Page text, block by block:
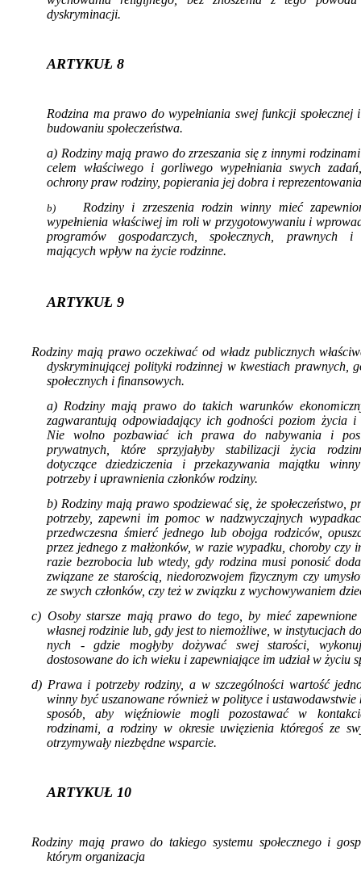
dyskryminacji.
ARTYKUŁ 8
Rodzina ma prawo do wypełniania swej funkcji społecznej
budowaniu społeczeń­stwa.
a) Rodziny mają prawo do zrzeszania się z innymi
celem właściwego i gorliwe­go wypełniania swych
ochrony praw rodziny, popierania jej dobra i
b)
Rodziny i zrzeszenia rodzin winny mieć
wypełnienia właściwej im roli w przygotowywaniu i
programów gospodarczych, społecznych, praw­nych i
mających wpływ na życie rodzinne.
ARTYKUŁ 9
Rodziny mają prawo oczekiwać od władz pu­blicznych
dyskryminującej polityki rodzinnej w kwestiach prawnych,
społecznych i finansowych.
a) Rodziny mają prawo do takich warunków
zagwarantują odpowia­dający ich godności poziom życia i
Nie wolno pozbawiać ich prawa do nabywania i
prywatnych, które sprzyjałyby stabilizacji życia
dotyczące dziedziczenia i przekazywania majątku
potrzeby i uprawnienia członków ro­dziny.
b) Rodziny mają prawo spodziewać się, że spo­łeczeństwo,
potrzeby, zapewni im pomoc w nadzwyczajnych
przedwczesna śmierć jednego lub obojga rodziców,
przez jednego z małżonków, w razie wypadku, choroby czy
razie bezrobocia lub wtedy, gdy rodzina musi ponosić
związane ze starością, niedorozwojem fizycznym czy
ze swych członków, czy też w związku z wy­chowywaniem
c) Osoby starsze mają prawo do tego, by mieć
własnej rodzinie lub, gdy jest to niemożliwe, w instytucjach
nych - gdzie mogłyby dożywać swej starości,
dostosowane do ich wieku i za­pewniające im udział w życiu
d) Prawa i potrzeby rodziny, a w szczególności wartość
winny być uszanowa­ne również w polityce i
sposób, aby więźniowie mogli pozostawać w
rodzinami, a rodziny w okresie uwięzienia któregoś ze
otrzymywały niezbędne wsparcie.
ARTYKUŁ 10
Rodziny mają prawo do takiego systemu spo­łecznego i
którym organizacja